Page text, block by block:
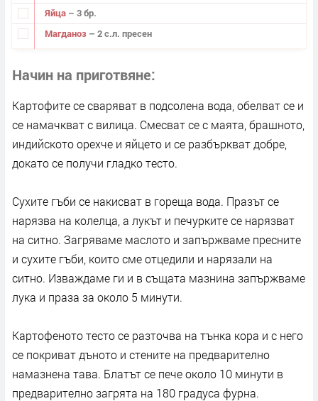
Яйца – 3 бр.
Магданоз – 2 с.л. пресен
Начин на приготвяне
Картофите се сваряват в подсолена вода, обелват се и
се намачкват с вилица. Смесват се с маята, брашното,
индийското орехче и яйцето и се разбъркват добре,
докато се получи гладко тесто.
Сухите гъби се накисват в гореща вода. Празът се
нарязва на колелца, а лукът и печурките се нарязват
на ситно. Загряваме маслото и запържваме пресните
и сухите гъби, които сме отцедили и нарязали на
ситно. Изваждаме ги и в същата мазнина запържваме
лука и праза за около 5 минути.
Картофеното тесто се разточва на тънка кора и с него
се покриват дъното и стените на предварително
намазнена тава. Блатът се пече около 10 минути в
предварително загрята на 180 градуса фурна.